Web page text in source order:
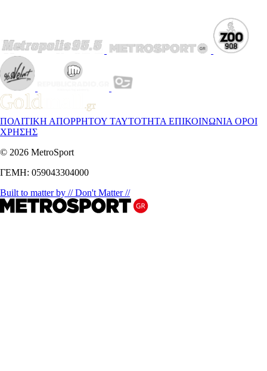
ΠΟΛΙΤΙΚΗ ΑΠΟΡΡΗΤΟΥ ΤΑΥΤΟΤΗΤΑ ΕΠΙΚΟΙΝΩΝΙΑ ΟΡΟΙ
ΧΡΗΣΗΣ
© 2026 MetroSport
ΓΕΜΗ: 059043304000
Built to matter by // Don't Matter //